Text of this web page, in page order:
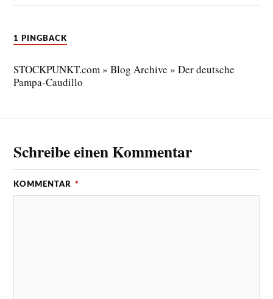
1 PINGBACK
STOCKPUNKT.com » Blog Archive » Der deutsche
Pampa-Caudillo
Schreibe einen Kommentar
KOMMENTAR *